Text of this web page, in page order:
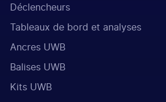
Déclencheurs
Tableaux de bord et analyses
Ancres UWB
Balises UWB
Kits UWB